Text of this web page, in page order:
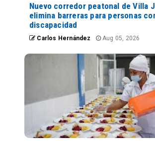
Nuevo corredor peatonal de Villa
elimina barreras para personas
discapacidad
Carlos Hernández Aug 05, 2026